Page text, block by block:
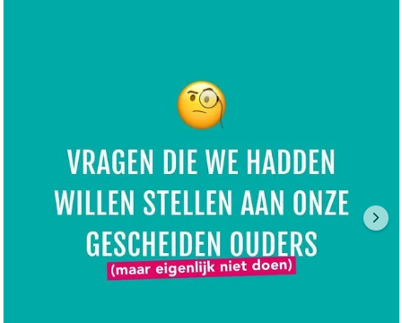
Hoe fijn is het om daar met degene waarvan wij het
meeste houden, openlijk over te kunnen praten?
Sommige van ons vinden het moeilijk om erover te
beginnen, omdat we onze ouders geen rotgevoel
willen geven.
🎯In het kaartenspel Vraag Maar! vind je vragen die
we zelf aan onze ouders hadden willen stellen. Vraag
Maar! bevat 100 vraagkaartjes en een boekje met tips
voor ouders om een expert te worden in luisteren en
het stellen van goede vragen. Het spel is geschikt